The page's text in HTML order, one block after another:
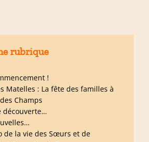
rubrique
!
Matelles : La fête des familles à
Champs
découverte…
de la vie des Sœurs et de